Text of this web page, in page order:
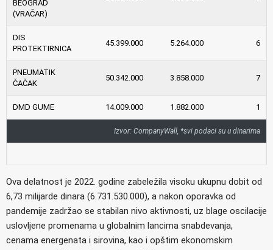
BEOGRAD
(VRAČAR)
DIS
PROTEKTIRNICA
45.399.000 5.264.000 6
PNEUMATIK
ČAČAK
50.342.000 3.858.000 7
DMD GUME 14.009.000 1.882.000 1
Izvor: CompanyWall, *svi podaci su u dinarima
Ova delatnost je 2022. godine zabeležila visoku ukupnu dobit od
6,73 milijarde dinara (6.731.530.000), a nakon oporavka od
pandemije zadržao se stabilan nivo aktivnosti, uz blage oscilacije
uslovljene promenama u globalnim lancima snabdevanja,
cenama energenata i sirovina, kao i opštim ekonomskim